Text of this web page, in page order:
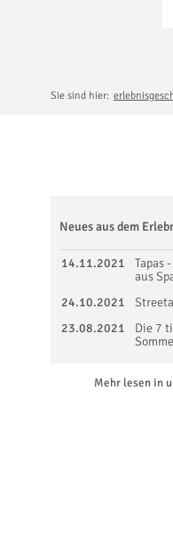
Sie sind hier:
Neues aus dem
14.11.2021
Tapas
aus
24.10.2021
23.08.2021
Die 7
Mehr lesen in